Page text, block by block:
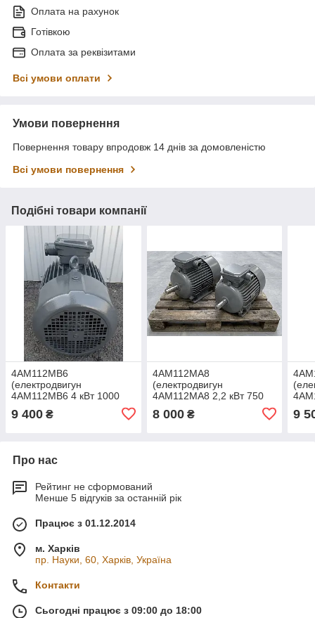
Оплата на рахунок
Готівкою
Оплата за реквізитами
Всі умови оплати
Умови повернення
Повернення товару впродовж 14 днів за домовленістю
Всі умови повернення
Подібні товари компанії
4АМ112МВ6
(електродвигун
4АМ112МВ6 4 кВт 1000
9 400 ₴
4АМ112МА8
(електродвигун
4АМ112МА8 2,2 кВт 750
8 000₴ 9
Про нас
Рейтинг не сформований
Менше 5 відгуків за останній рік
Працює з 01.12.2014
м. Харків
пр. Науки, 60, Харків, Україна
Контакти
Сьогодні працює з 09:00 до 18:00